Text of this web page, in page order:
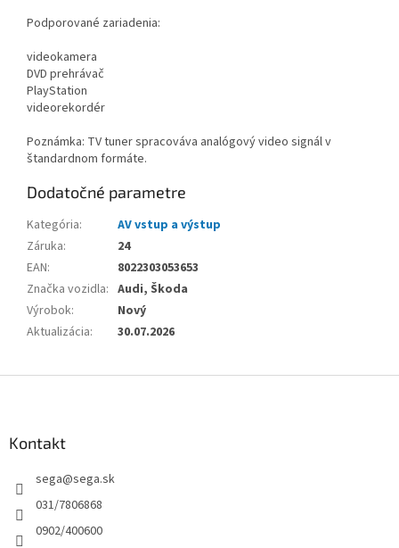
Podporované zariadenia:
videokamera
DVD prehrávač
PlayStation
videorekordér
Poznámka: TV tuner spracováva analógový video signál v
štandardnom formáte.
Dodatočné parametre
Kategória:
AV vstup a výstup
Záruka:
24
EAN:
8022303053653
Značka vozidla: Audi, Škoda
Výrobok:
Nový
Aktualizácia: 30.07.2026
Kontakt
sega@sega.sk
031/7806868
0902/400600